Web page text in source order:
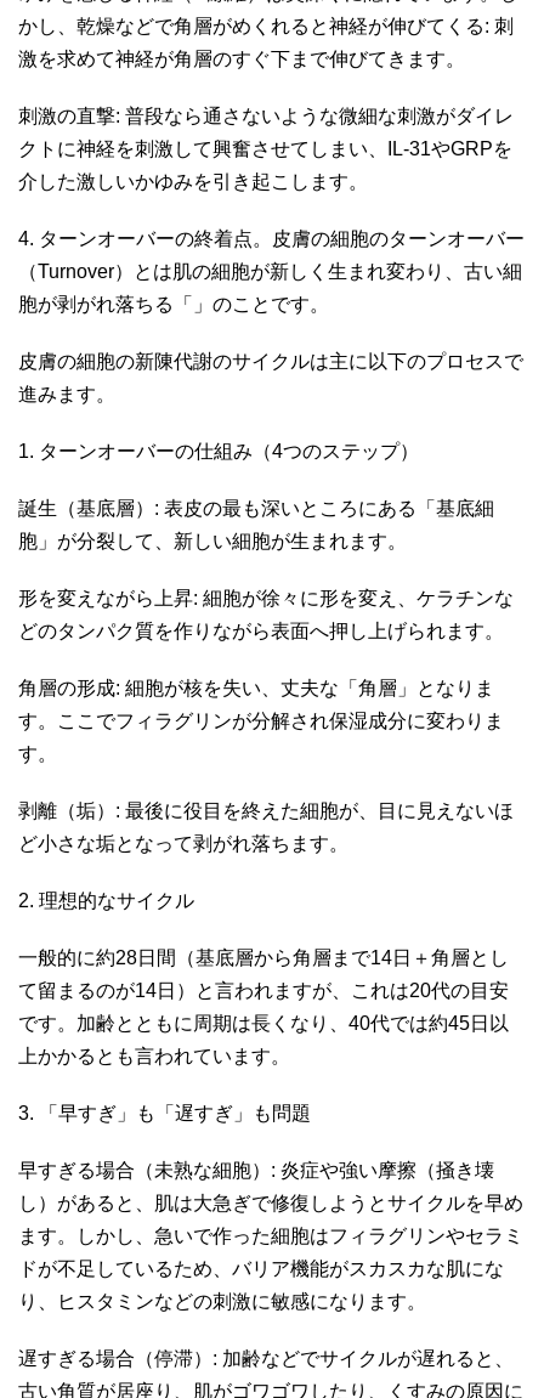
かし、乾燥などで角層がめくれると神経が伸びてくる: 刺
激を求めて神経が角層のすぐ下まで伸びてきます。
刺激の直撃: 普段なら通さないような微細な刺激がダイレ
クトに神経を刺激して興奮させてしまい、IL-31やGRPを
介した激しいかゆみを引き起こします。
4. ターンオーバーの終着点。皮膚の細胞のターンオーバー
（Turnover）とは肌の細胞が新しく生まれ変わり、古い細
胞が剥がれ落ちる「」のことです。
皮膚の細胞の新陳代謝のサイクルは主に以下のプロセスで
進みます。
1. ターンオーバーの仕組み（4つのステップ）
誕生（基底層）: 表皮の最も深いところにある「基底細
胞」が分裂して、新しい細胞が生まれます。
形を変えながら上昇: 細胞が徐々に形を変え、ケラチンな
どのタンパク質を作りながら表面へ押し上げられます。
角層の形成: 細胞が核を失い、丈夫な「角層」となりま
す。ここでフィラグリンが分解され保湿成分に変わりま
す。
剥離（垢）: 最後に役目を終えた細胞が、目に見えないほ
ど小さな垢となって剥がれ落ちます。
2. 理想的なサイクル
一般的に約28日間（基底層から角層まで14日＋角層とし
て留まるのが14日）と言われますが、これは20代の目安
です。加齢とともに周期は長くなり、40代では約45日以
上かかるとも言われています。
3. 「早すぎ」も「遅すぎ」も問題
早すぎる場合（未熟な細胞）: 炎症や強い摩擦（掻き壊
し）があると、肌は大急ぎで修復しようとサイクルを早め
ます。しかし、急いで作った細胞はフィラグリンやセラミ
ドが不足しているため、バリア機能がスカスカな肌にな
り、ヒスタミンなどの刺激に敏感になります。
遅すぎる場合（停滞）: 加齢などでサイクルが遅れると、
古い角質が居座り、肌がゴワゴワしたり、くすみの原因に